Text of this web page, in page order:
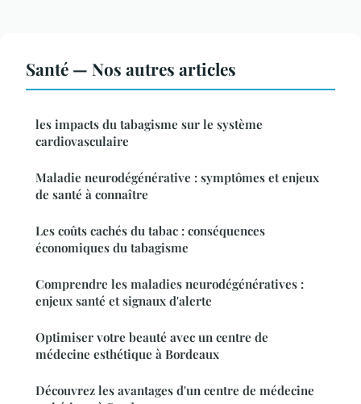
Santé — Nos autres articles
les impacts du tabagisme sur le système
cardiovasculaire
Maladie neurodégénérative : symptômes et enjeux
de santé à connaître
Les coûts cachés du tabac : conséquences
économiques du tabagisme
Comprendre les maladies neurodégénératives :
enjeux santé et signaux d'alerte
Optimiser votre beauté avec un centre de
médecine esthétique à Bordeaux
Découvrez les avantages d'un centre de médecine